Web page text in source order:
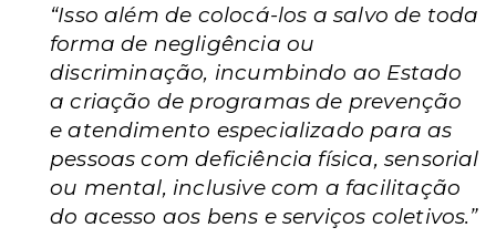
“Isso além de colocá-los a salvo de toda
forma de negligência ou
discriminação, incumbindo ao Estado
a criação de programas de prevenção
e atendimento especializado para as
pessoas com deficiência física, sensorial
ou mental, inclusive com a facilitação
do acesso aos bens e serviços coletivos.”